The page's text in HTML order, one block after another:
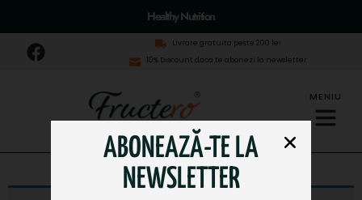
Healthy Nutrition
Livrare gratuita peste 200 lei
10% Discount daca te abonezi la newsletter
MENIU
ABONEAZĂ-TE LA
NEWSLETTER